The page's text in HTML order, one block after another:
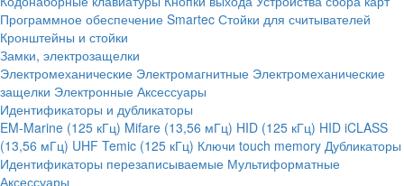
Программное обеспечение Smartec Стойки для считывателей
Кронштейны и стойки
Замки, электрозащелки
Электромеханические Электромагнитные Электромеханические
защелки Электронные Аксессуары
Идентификаторы и дубликаторы
EM-Marine (125 кГц) Mifare (13,56 мГц) HID (125 кГц) HID iCLASS
(13,56 мГц) UHF Temic (125 кГц) Ключи touch memory Дубликаторы
Идентификаторы перезаписываемые Мультиформатные
Аксессуары